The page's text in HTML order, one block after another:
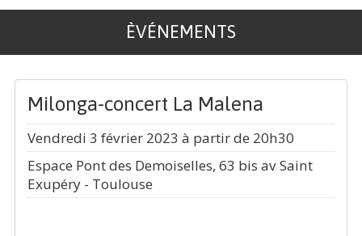
ÈVÉNEMENTS
Milonga-concert La Malena
Vendredi 3 février 2023 à partir de 20h30
Espace Pont des Demoiselles, 63 bis av Saint
Exupéry - Toulouse